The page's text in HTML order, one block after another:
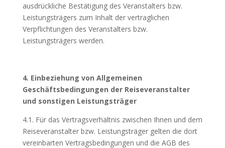
ausdrückliche Bestätigung des Veranstalters bzw.
Leistungsträgers zum Inhalt der vertraglichen
Verpflichtungen des Veranstalters bzw.
Leistungsträgers werden.
4. Einbeziehung von Allgemeinen
Geschäftsbedingungen der Reiseveranstalter
und sonstigen Leistungsträger
4.1. Für das Vertragsverhältnis zwischen Ihnen und dem
Reiseveranstalter bzw. Leistungsträger gelten die dort
vereinbarten Vertragsbedingungen und die AGB des